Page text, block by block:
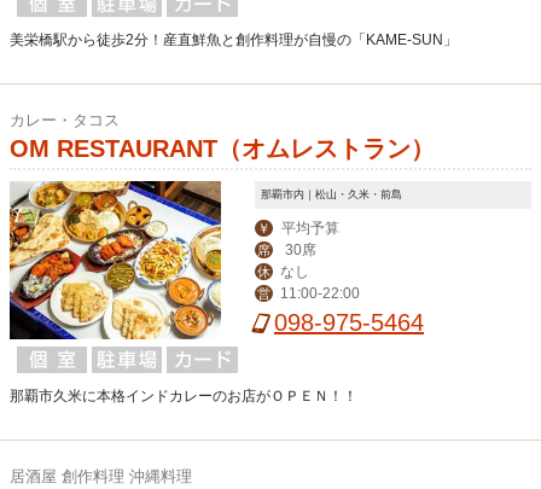
美栄橋駅から徒歩2分！産直鮮魚と創作料理が自慢の「KAME-SUN」
カレー・タコス
OM RESTAURANT（オムレストラン）
那覇市内｜松山・久米・前島
￥ 平均予算
席 30席
休 なし
営 11:00-22:00
098-975-5464
那覇市久米に本格インドカレーのお店がＯＰＥＮ！！
居酒屋 創作料理 沖縄料理